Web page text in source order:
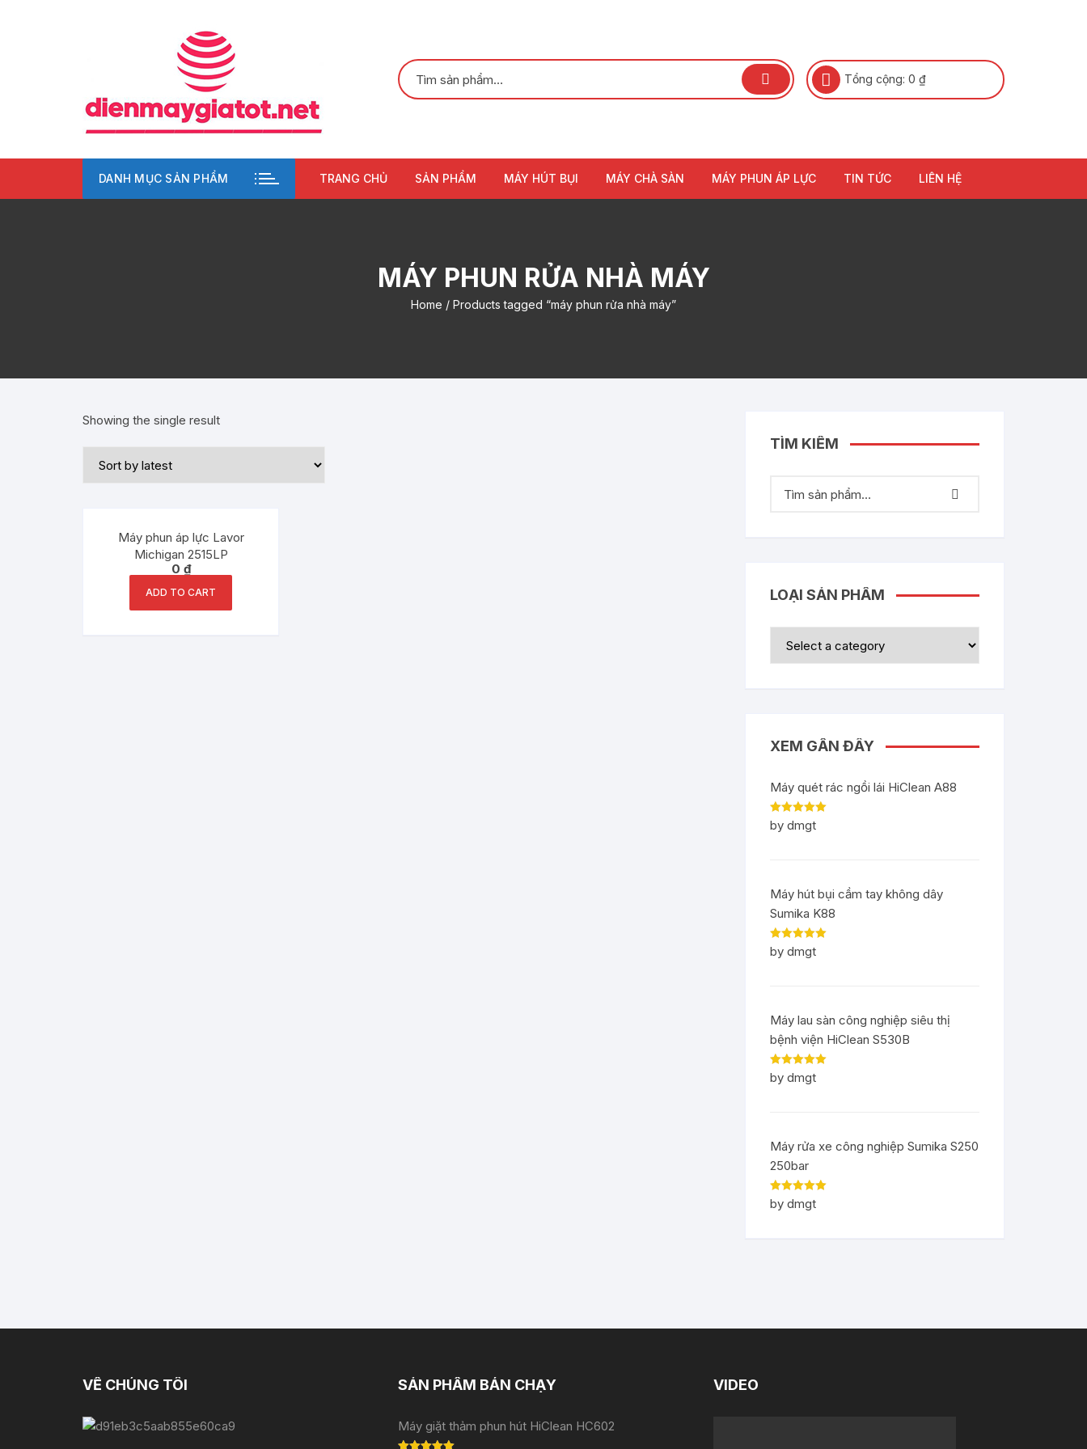
Tổng cộng: 0 ₫
DANH MỤC SẢN PHẨM TRANG CHỦ SẢN PHẨM MÁY HÚT BỤI MÁY CHÀ SÀN MÁY PHUN ÁP LỰC TIN TỨC LIÊN HỆ
MÁY PHUN RỬA NHÀ MÁY
Home / Products tagged “máy phun rửa nhà máy”
Showing the single result
Máy phun áp lực Lavor
Michigan 2515LP
0 ₫
ADD TO CART
TÌM KIẾM
LOẠI SẢN PHẨM
XEM GẦN ĐÂY
Máy quét rác ngồi lái HiClean A88
Rated5out
of 5
by dmgt
Máy hút bụi cầm tay không dây
Sumika K88
Rated5out
of 5
by dmgt
Máy lau sàn công nghiệp siêu thị
bệnh viện HiClean S530B
Rated5out
of 5
by dmgt
Máy rửa xe công nghiệp Sumika S250
250bar
Rated5out
of 5
by dmgt
VỀ CHÚNG TÔI SẢN PHẨM BÁN CHẠY
Máy giặt thảm phun hút HiClean HC602
VIDEO